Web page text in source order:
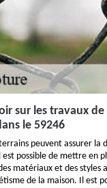
sur les travaux
le 59246
peuvent assurer la
possible de mettre en
matériaux et des styles
de la maison. Il est